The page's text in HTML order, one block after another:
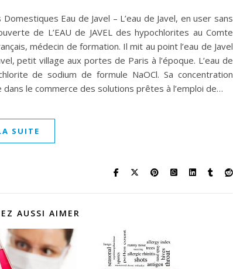
Domestiques Eau de Javel – L’eau de Javel, en user sans
de L’EAU de JAVEL des hypochlorites au Comte
médecin de formation. Il mit au point l’eau de Javel
petit village aux portes de Paris à l’époque. L’eau de
de sodium de formule NaOCl. Sa concentration
le commerce des solutions prêtes à l’emploi de…
SUITE
AUSSI AIMER